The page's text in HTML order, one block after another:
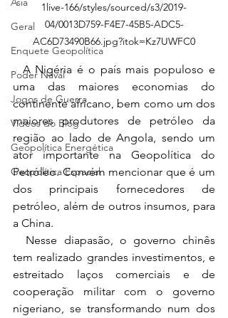
Geral
Enquete Geopolítica
Poder Naval
Jogos de Guerra
Vídeos do Blog
Geopolítica Energética
Geopolítica Espacial
1live-166/styles/sourced/s3/2019-
04/0013D759-F4E7-45B5-ADC5-
AC6D73490B66.jpg?itok=Kz7UWFC0
  A Nigéria é o país mais populoso e
uma das maiores economias do
continente africano, bem como um dos
maiores produtores de petróleo da
região ao lado de Angola, sendo um
ator importante na Geopolítica do
Petróleo. Convém mencionar que é um
dos principais fornecedores de
petróleo, além de outros insumos, para
a China.
tem realizado grandes investimentos, e
estreitado laços comerciais e de
cooperação militar com o governo
nigeriano, se transformando num dos